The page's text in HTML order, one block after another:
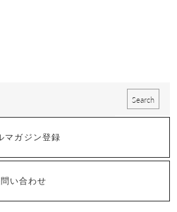
マガジン登録
い合わせ